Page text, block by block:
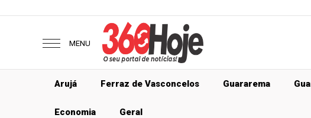
MENU
Arujá Ferraz de Vasconcelos Guararema
Economia Geral